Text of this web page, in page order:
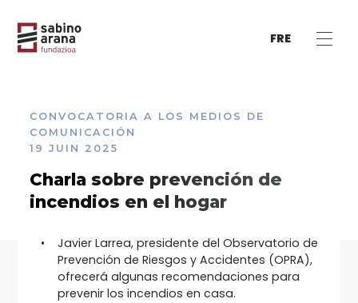
FRE
CONVOCATORIA A LOS MEDIOS DE
COMUNICACIÓN
19 JUIN 2025
Charla sobre prevención de
incendios en el hogar
Javier Larrea, presidente del Observatorio de
Prevención de Riesgos y Accidentes (OPRA),
ofrecerá algunas recomendaciones para
prevenir los incendios en casa.